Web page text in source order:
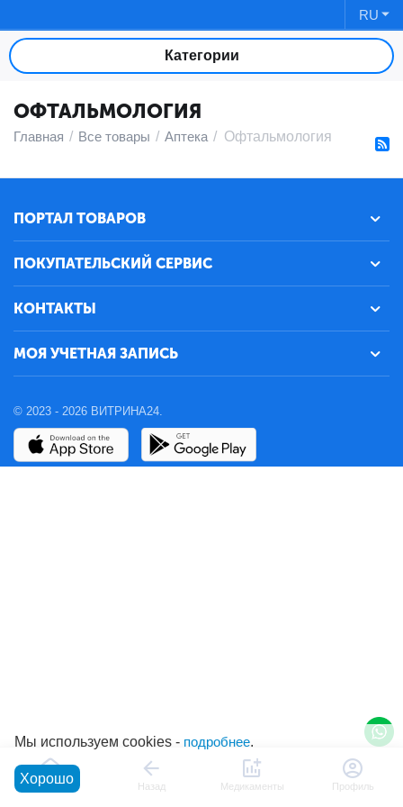
RU
Категории
ОФТАЛЬМОЛОГИЯ
Главная / Все товары / Аптека / Офтальмология
ПОРТАЛ ТОВАРОВ
ПОКУПАТЕЛЬСКИЙ СЕРВИС
КОНТАКТЫ
МОЯ УЧЕТНАЯ ЗАПИСЬ
© 2023 - 2026 ВИТРИНА24.
Главная Назад Медикаменты Профиль
Мы используем cookies - подробнее.
Хорошо